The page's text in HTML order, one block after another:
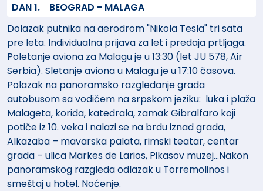
DAN 1.
BEOGRAD - MALAGA
Dolazak putnika na aerodrom "Nikola Tesla" tri sata
pre leta. Individualna prijava za let i predaja prtljaga.
Poletanje aviona za Malagu je u 13:30 (let JU 578, Air
Serbia). Sletanje aviona u Malagu je u 17:10 časova.
Polazak na panoramsko razgledanje grada
autobusom sa vodičem na srpskom jeziku: luka i plaža
Malageta, korida, katedrala, zamak Gibralfaro koji
potiče iz 10. veka i nalazi se na brdu iznad grada,
Alkazaba – mavarska palata, rimski teatar, centar
grada – ulica Markes de Larios, Pikasov muzej...Nakon
panoramskog razgleda odlazak u Torremolinos i
smeštaj u hotel. Noćenje.